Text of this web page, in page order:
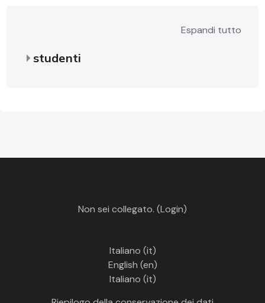
Espandi tutto
studenti
Non sei collegato. (Login)
Italiano ‎(it)‎
English ‎(en)‎
Italiano ‎(it)‎